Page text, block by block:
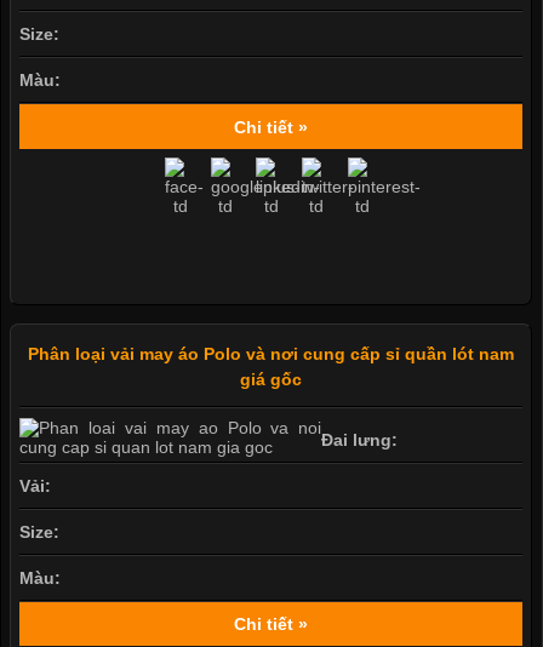
Size:
Màu:
Chi tiết »
Phân loại vải may áo Polo và nơi cung cấp sỉ quần lót nam
giá gốc
Đai lưng:
Vải:
Size:
Màu:
Chi tiết »